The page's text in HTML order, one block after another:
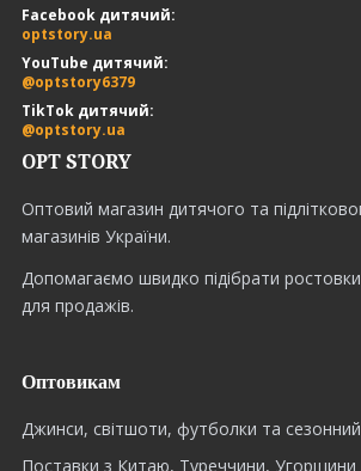
OPT STORY
Оптовий магазин дитячого та
магазинів України.
Допомагаємо швидко підібрати ростовки
для продажів.
Оптовикам
Джинси, світшоти, футболки та
Поставки з Китаю, Туреччини, Угорщини
Facebook дитячий:
optstory.ua
YouTube дитячий:
@optstory6379
TikTok дитячий:
@optstory.ua